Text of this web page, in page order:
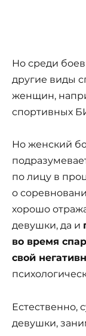
Но среди
другие виды
женщин,
спортивных
Но женский
по лицу в
о
хорошо
девушки, да и
во время
свой
Естественно,
девушки,